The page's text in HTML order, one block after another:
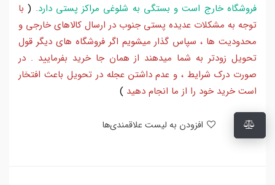
فروشگاه خارج است و بستگی به شلوغی مراکز پستی دارد.
(با
توجه به مشکلات عدیده پستی جنوب در ارسال کالاهای خارجی و
محدودیت ها ، سپاس گذار میشویم اگر فروشگاه های دیگر قول
تحویل زودتر به شما میدهند از همان جا خرید بفرمایید . در
صورت درک شرایط ، و عدم داشتن عجله در تحویل باعث افتخار
است خرید خود را از ما انجام دهید )